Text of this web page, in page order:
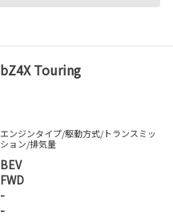
bZ4X Touring
エンジンタイプ/駆動方式/トランスミッ
ション/排気量
BEV
FWD
-
-